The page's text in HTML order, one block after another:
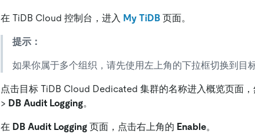
在 TiDB Cloud 控制台，进入 My TiDB 页面。
提示：
如果你属于多个组织，请先使用左上角的下拉框切换到目标
点击目标 TiDB Cloud Dedicated 集群的名称进入概览页面
> DB Audit Logging。
在 DB Audit Logging 页面，点击右上角的 Enable。